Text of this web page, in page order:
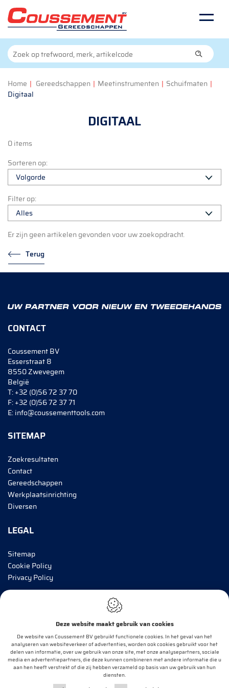
Home | Gereedschappen | Meetinstrumenten | Schuifmaten |
Digitaal
DIGITAAL
0 items
Sorteren op:
Filter op:
Er zijn geen artikelen gevonden voor uw zoekopdracht.
Terug
CONTACT
Coussement BV
Esserstraat 8
8550 Zwevegem
België
T:+32 (0)56 72 37 70
F:+32 (0)56 72 37 71
E:info@coussementtools.com
SITEMAP
Zoekresultaten
Contact
Gereedschappen
Werkplaatsinrichting
Diversen
LEGAL
Sitemap
Cookie Policy
Privacy Policy
BRENG MIJ OP DE HOOGTE!
E-mail*
OK
Deze website maakt gebruik van cookies
De website van Coussement BV gebruikt functionele cookies. In het geval van het
analyseren van websiteverkeer of advertenties, worden ook cookies gebruikt voor het
delen van informatie, over uw gebruik van onze site, met onze analysepartners, sociale
media en advertentiepartners, die deze kunnen combineren met andere informatie die u
aan hen heeft verstrekt of die zij hebben verzameld op basis van uw gebruik van hun
diensten.